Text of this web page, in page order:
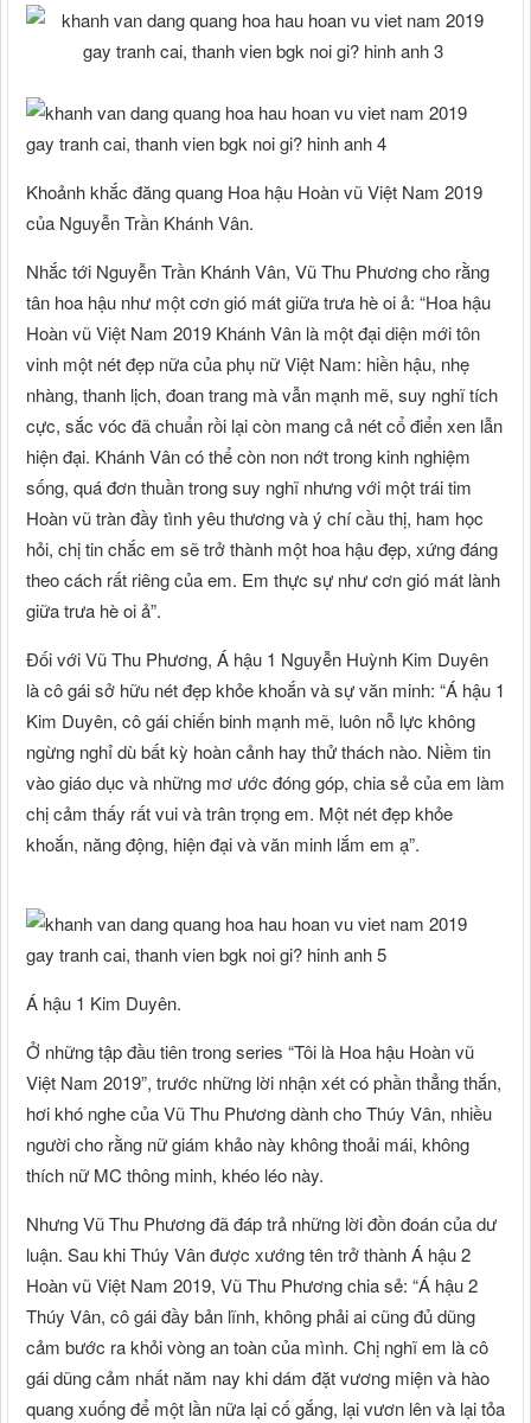
Khoảnh khắc đăng quang Hoa hậu Hoàn vũ Việt Nam 2019
của Nguyễn Trần Khánh Vân.
Nhắc tới Nguyễn Trần Khánh Vân, Vũ Thu Phương cho rằng
tân hoa hậu như một cơn gió mát giữa trưa hè oi ả: “Hoa hậu
Hoàn vũ Việt Nam 2019 Khánh Vân là một đại diện mới tôn
vinh một nét đẹp nữa của phụ nữ Việt Nam: hiền hậu, nhẹ
nhàng, thanh lịch, đoan trang mà vẫn mạnh mẽ, suy nghĩ tích
cực, sắc vóc đã chuẩn rồi lại còn mang cả nét cổ điển xen lẫn
hiện đại. Khánh Vân có thể còn non nớt trong kinh nghiệm
sống, quá đơn thuần trong suy nghĩ nhưng với một trái tim
Hoàn vũ tràn đầy tình yêu thương và ý chí cầu thị, ham học
hỏi, chị tin chắc em sẽ trở thành một hoa hậu đẹp, xứng đáng
theo cách rất riêng của em. Em thực sự như cơn gió mát lành
giữa trưa hè oi ả”.
Đối với Vũ Thu Phương, Á hậu 1 Nguyễn Huỳnh Kim Duyên
là cô gái sở hữu nét đẹp khỏe khoắn và sự văn minh: “Á hậu 1
Kim Duyên, cô gái chiến binh mạnh mẽ, luôn nỗ lực không
ngừng nghỉ dù bất kỳ hoàn cảnh hay thử thách nào. Niềm tin
vào giáo dục và những mơ ước đóng góp, chia sẻ của em làm
chị cảm thấy rất vui và trân trọng em. Một nét đẹp khỏe
khoắn, năng động, hiện đại và văn minh lắm em ạ”.
Á hậu 1 Kim Duyên.
Ở những tập đầu tiên trong series “Tôi là Hoa hậu Hoàn vũ
Việt Nam 2019”, trước những lời nhận xét có phần thẳng thắn,
hơi khó nghe của Vũ Thu Phương dành cho Thúy Vân, nhiều
người cho rằng nữ giám khảo này không thoải mái, không
thích nữ MC thông minh, khéo léo này.
Nhưng Vũ Thu Phương đã đáp trả những lời đồn đoán của dư
luận. Sau khi Thúy Vân được xướng tên trở thành Á hậu 2
Hoàn vũ Việt Nam 2019, Vũ Thu Phương chia sẻ: “Á hậu 2
Thúy Vân, cô gái đầy bản lĩnh, không phải ai cũng đủ dũng
cảm bước ra khỏi vòng an toàn của mình. Chị nghĩ em là cô
gái dũng cảm nhất năm nay khi dám đặt vương miện và hào
quang xuống để một lần nữa lại cố gắng, lại vươn lên và lại tỏa